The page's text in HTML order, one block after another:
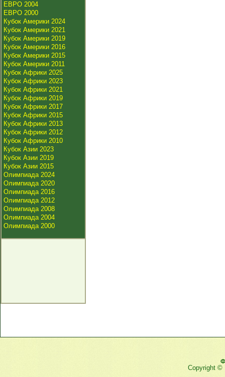
ЕВРО 2004
ЕВРО 2000
Кубок Америки 2024
Кубок Америки 2021
Кубок Америки 2019
Кубок Америки 2016
Кубок Америки 2015
Кубок Америки 2011
Кубок Африки 2025
Кубок Африки 2023
Кубок Африки 2021
Кубок Африки 2019
Кубок Африки 2017
Кубок Африки 2015
Кубок Африки 2013
Кубок Африки 2012
Кубок Африки 2010
Кубок Азии 2023
Кубок Азии 2019
Кубок Азии 2015
Олимпиада 2024
Олимпиада 2020
Олимпиада 2016
Олимпиада 2012
Олимпиада 2008
Олимпиада 2004
Олимпиада 2000
Copyright ©